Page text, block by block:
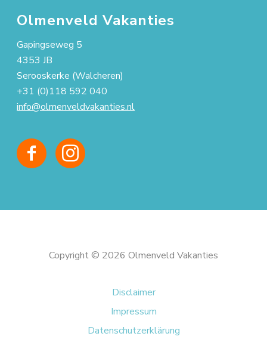
Olmenveld Vakanties
Gapingseweg 5
4353 JB
Serooskerke (Walcheren)
+31 (0)118 592 040
info@olmenveldvakanties.nl
Copyright © 2026 Olmenveld Vakanties
Disclaimer
Impressum
Datenschutzerklärung